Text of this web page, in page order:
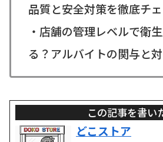
品質と安全対策を徹底チ
・店舗の管理レベルで衛
る？アルバイトの関与と
この記事を書い
どこストア